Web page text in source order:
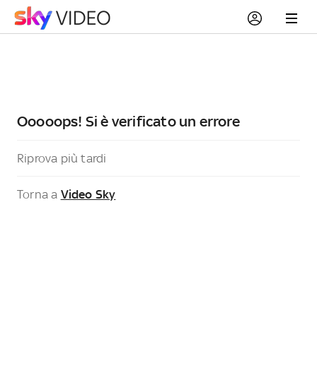
Ooooops! Si è verificato un errore
Riprova più tardi
Torna a Video Sky